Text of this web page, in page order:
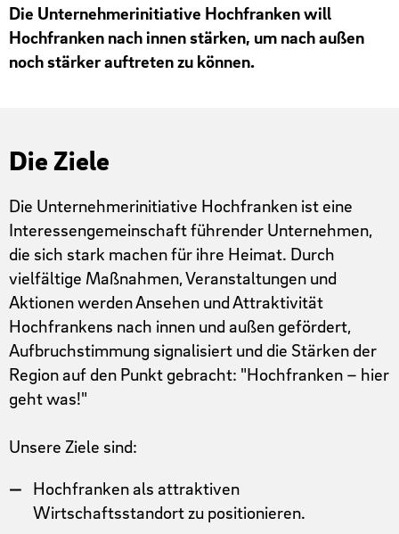
Die Unternehmerinitiative Hochfranken will
Hochfranken nach innen stärken, um nach außen
noch stärker auftreten zu können.
Die Ziele
Die Unternehmerinitiative Hochfranken ist eine
Interessengemeinschaft führender Unternehmen,
die sich stark machen für ihre Heimat. Durch
vielfältige Maßnahmen, Veranstaltungen und
Aktionen werden Ansehen und Attraktivität
Hochfrankens nach innen und außen gefördert,
Aufbruchstimmung signalisiert und die Stärken der
Region auf den Punkt gebracht: "Hochfranken – hier
geht was!"
Unsere Ziele sind:
Hochfranken als attraktiven
Wirtschaftsstandort zu positionieren.